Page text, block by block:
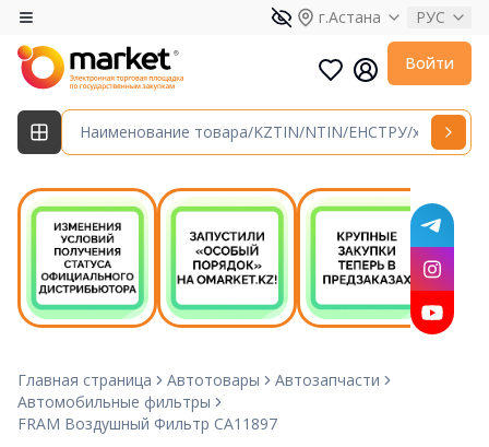
г.Астана РУС
Войти
Главная страница Автотовары
Автозапчасти
Автомобильные фильтры
FRAM Воздушный Фильтр CA11897